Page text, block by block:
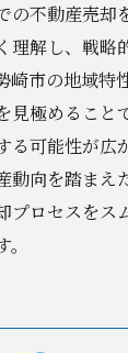
の不動産売却
理解し、戦略
崎市の地域特
見極めること
る可能性が広
動向を踏まえ
プロセスをス